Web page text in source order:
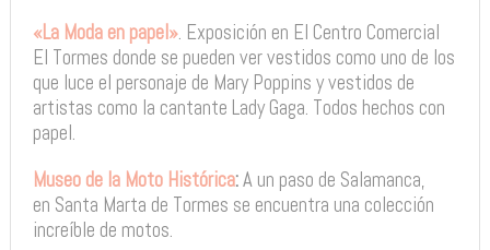
«La Moda en papel». Exposición en El Centro Comercial
El Tormes donde se pueden ver vestidos como uno de los
que luce el personaje de Mary Poppins y vestidos de
artistas como la cantante Lady Gaga. Todos hechos con
papel.
Museo de la Moto Histórica:A un paso de Salamanca,
en Santa Marta de Tormes se encuentra una colección
increíble de motos.